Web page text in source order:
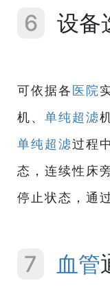
6 设备
可依据各 医院
机、 单纯超滤
单纯超滤过程
态，连续性床
停止状态，通
7 血管